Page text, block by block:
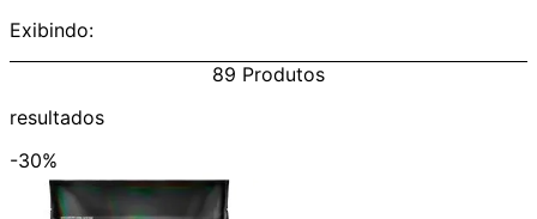
Exibindo:
89 Produtos
resultados
-30%